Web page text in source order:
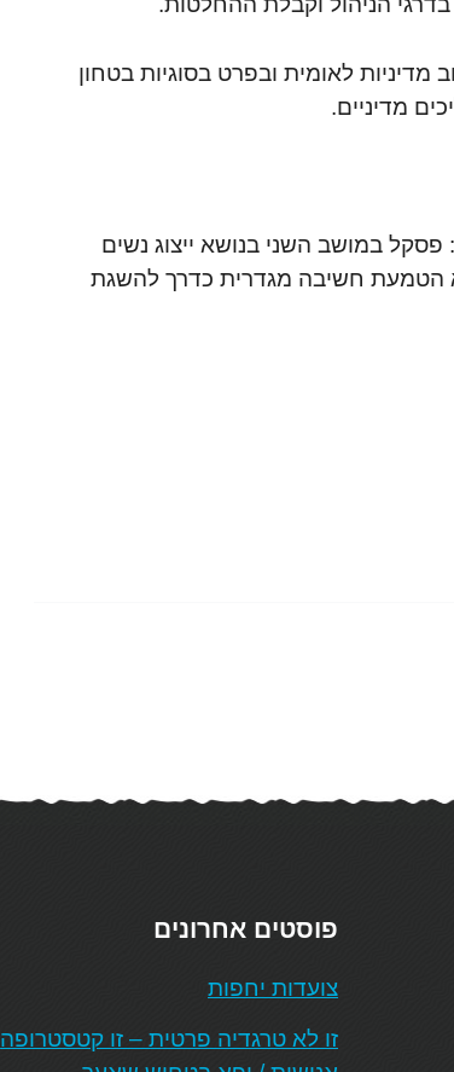
מדיניות לאומית ובפרט בסוגיות בטחון
מדיניים.
פסקל במושב השני בנושא ייצוג נשים
הטמעת חשיבה מגדרית כדרך להשגת
פוסטים אחרונים
צועדות יחפות
זו לא טרגדיה פרטית – זו קטסטרופה